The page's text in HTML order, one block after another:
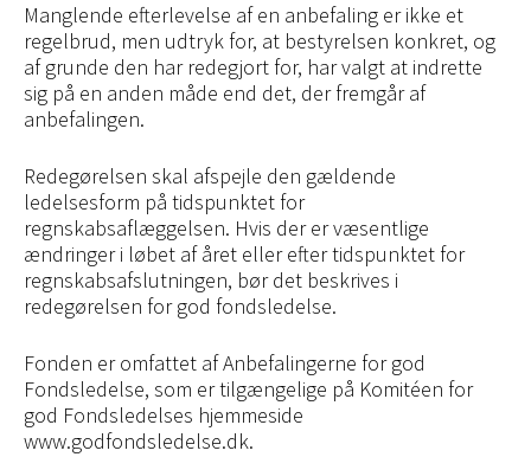
Manglende efterlevelse af en anbefaling er ikke et
regelbrud, men udtryk for, at bestyrelsen konkret, og
af grunde den har redegjort for, har valgt at indrette
sig på en anden måde end det, der fremgår af
anbefalingen.
Redegørelsen skal afspejle den gældende
ledelsesform på tidspunktet for
regnskabsaflæggelsen. Hvis der er væsentlige
ændringer i løbet af året eller efter tidspunktet for
regnskabsafslutningen, bør det beskrives i
redegørelsen for god fondsledelse.
Fonden er omfattet af Anbefalingerne for god
Fondsledelse, som er tilgængelige på Komitéen for
god Fondsledelses hjemmeside
www.godfondsledelse.dk.